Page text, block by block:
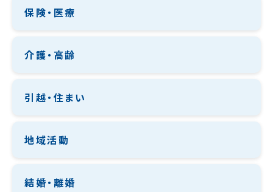
保険・医療
介護・高齢
引越・住まい
地域活動
結婚・離婚